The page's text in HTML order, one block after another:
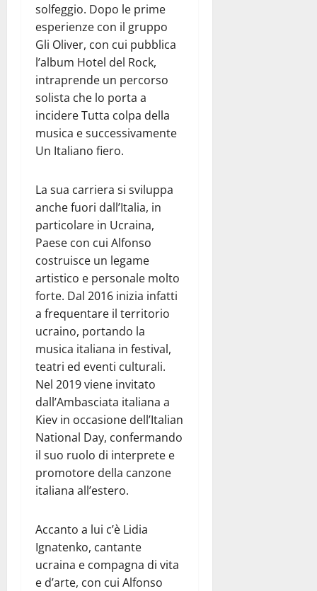
solfeggio. Dopo le prime
esperienze con il gruppo
Gli Oliver, con cui pubblica
l’album Hotel del Rock,
intraprende un percorso
solista che lo porta a
incidere Tutta colpa della
musica e successivamente
Un Italiano fiero.
La sua carriera si sviluppa
anche fuori dall’Italia, in
particolare in Ucraina,
Paese con cui Alfonso
costruisce un legame
artistico e personale molto
forte. Dal 2016 inizia infatti
a frequentare il territorio
ucraino, portando la
musica italiana in festival,
teatri ed eventi culturali.
Nel 2019 viene invitato
dall’Ambasciata italiana a
Kiev in occasione dell’Italian
National Day, confermando
il suo ruolo di interprete e
promotore della canzone
italiana all’estero.
Accanto a lui c’è Lidia
Ignatenko, cantante
ucraina e compagna di vita
e d’arte, con cui Alfonso